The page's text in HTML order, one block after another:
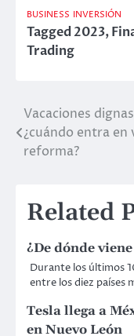
BUSINESS INVERSIÓN
Tagged2023,
Trading
Post
navigation
Vacaciones
¿cuándo entra en
reforma?
Related
¿De dónde
Durante los últimos
entre los diez países
Tesla llega a
en Nuevo León